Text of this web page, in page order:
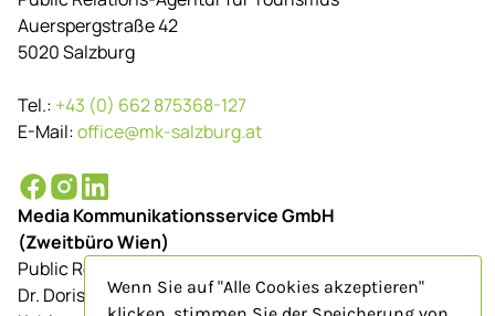
Auerspergstraße 42
5020 Salzburg
Tel.: +43 (0) 662 875368-127
E-Mail:office@mk-salzburg.at
Media Kommunikationsservice GmbH
(Zweitbüro Wien)
Public Relations-Agentur für Tourismus
Dr. Doris Schenkenfelder
Wenn Sie auf "Alle Cookies akzeptieren"